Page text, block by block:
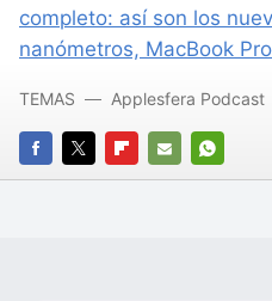
completo: así son los
nanómetros, MacBook
FACEBOOK
TWITTERFLIPBOARD
E-
TEMAS Applesfera Podcast